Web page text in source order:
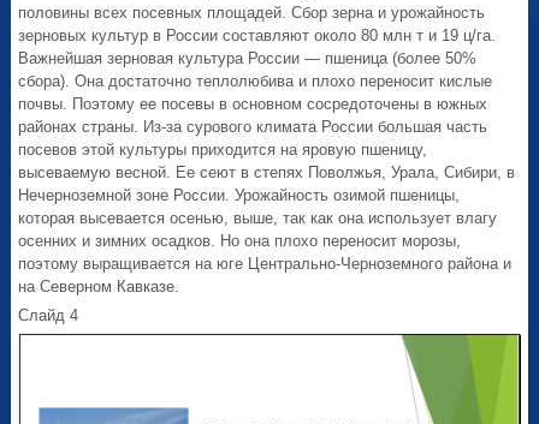
половины всех посевных площадей. Сбор зерна и урожайность
зерновых культур в России составляют около 80 млн т и 19 ц/га.
Важнейшая зерновая культура России — пшеница (более 50%
сбора). Она достаточно теплолюбива и плохо переносит кислые
почвы. Поэтому ее посевы в основном сосредоточены в южных
районах страны. Из-за сурового климата России большая часть
посевов этой культуры приходится на яровую пшеницу,
высеваемую весной. Ее сеют в степях Поволжья, Урала, Сибири, в
Нечерноземной зоне России. Урожайность озимой пшеницы,
которая высевается осенью, выше, так как она использует влагу
осенних и зимних осадков. Но она плохо переносит морозы,
поэтому выращивается на юге Центрально-Черноземного района и
на Северном Кавказе.
Слайд 4